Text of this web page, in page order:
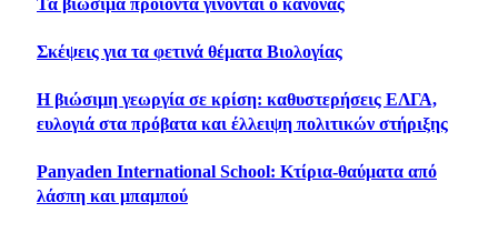
Σκέψεις για τα φετινά θέματα Βιολογίας
Η βιώσιμη γεωργία σε κρίση: καθυστερήσεις ΕΛΓΑ,
ευλογιά στα πρόβατα και έλλειψη πολιτικών στήριξης
Panyaden International School: Κτίρια-θαύματα από
λάσπη και μπαμπού